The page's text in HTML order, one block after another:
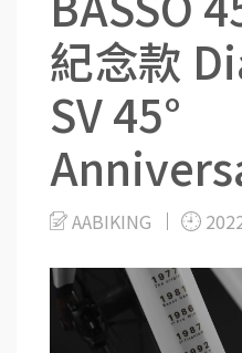
紀念款
SV 45°
AABIKING